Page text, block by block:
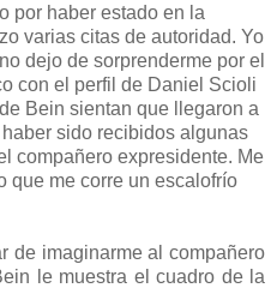
por haber estado en la
varias citas de autoridad. Yo
dejo de sorprenderme por el
con el perfil de Daniel Scioli
Bein sientan que llegaron a
sido recibidos algunas
compañero expresidente. Me
que me corre un escalofrío
de imaginarme al compañero
le muestra el cuadro de la